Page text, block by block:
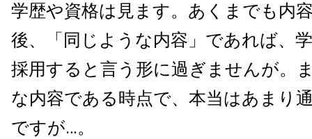
学歴や資格は見ます。あくまでも内
後、「同じような内容」であれば、
採用すると言う形に過ぎませんが。
な内容である時点で、本当はあまり
ですが…。